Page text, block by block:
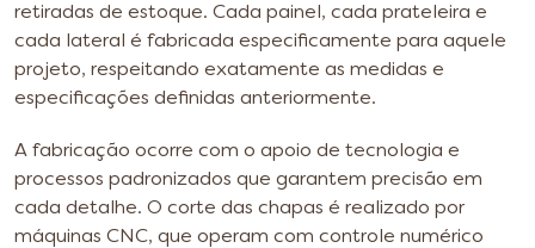
retiradas de estoque. Cada painel, cada prateleira e
cada lateral é fabricada especificamente para aquele
projeto, respeitando exatamente as medidas e
especificações definidas anteriormente.
A fabricação ocorre com o apoio de tecnologia e
processos padronizados que garantem precisão em
cada detalhe. O corte das chapas é realizado por
máquinas CNC, que operam com controle numérico